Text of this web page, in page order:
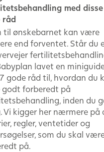
med
råd
til ønskebarnet kan være
end forventet. Står du
lavet en
gode råd til, hvordan du
forberedt på
inden du
Vi kigger her nærmere på
regler, ventetider og
som du skal
på.